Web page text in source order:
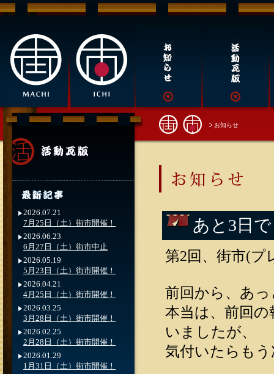
お知らせ
あと3日
第2回、街市(プ
前回から、あ
本当は、前回
いましたが、
気付いたらも
2026.07.21
7月25日（土）街市開催！
2026.06.23
6月27日（土）街市中止
2026.05.19
5月23日（土）街市開催！
2026.04.21
4月25日（土）街市開催！
2026.03.25
3月28日（土）街市開催！
2026.02.25
2月28日（土）街市開催！
2026.01.29
1月31日（土）街市開催！